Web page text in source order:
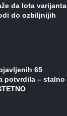
da Iota varijanta
do ozbiljnijih
65
potvrdila – stalno